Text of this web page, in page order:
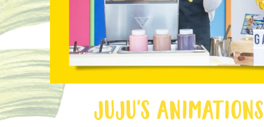
JUJU'S Animations